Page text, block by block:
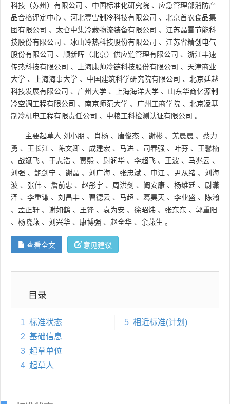
科技（苏州）有限公司 、 中国标准化研究院 、 应急管理部消防产
品合格评定中心 、 河北壹雪制冷科技有限公司 、 北京首农食品集
团有限公司 、 太仓中集冷藏物流装备有限公司 、 江苏晶雪节能科
技股份有限公司 、 冰山冷热科技股份有限公司 、 江苏省精创电气
股份有限公司 、 顺新晖（北京）供应链管理有限公司 、 浙江丰速
传热科技有限公司 、 上海康帅冷链科技股份有限公司 、 天津商业
大学 、 上海海事大学 、 中国建筑科学研究院有限公司 、 北京廷越
科技发展有限公司 、 广州大学 、 上海海洋大学 、 山东华商亿源制
冷空调工程有限公司 、 南京师范大学 、 广州工商学院 、 北京凌基
制冷机电工程有限责任公司 、 中粮工科检测认证有限公司 。
主要起草人 刘小朋 、 肖杨 、 唐俊杰 、 谢彬 、 羌晨晨 、 蔡力
勇 、 王长江 、 陈文卿 、 成建宏 、 马进 、 司春强 、 叶芬 、 王馨楠
、 战斌飞 、 于志浩 、 贾熙 、 尉润华 、 李超飞 、 王波 、 马兆云 、
刘强 、 鲍剑宁 、 谢晶 、 刘广海 、 张忠斌 、 申江 、 尹从绪 、 刘海
波 、 张伟 、 詹前忠 、 赵彤宇 、 周洪剑 、 阚安康 、 杨维廷 、 尉潇
泽 、 李重谦 、 刘昌丰 、 曹德云 、 马超 、 葛昊天 、 李业盛 、
陈瀚
、 孟正轩 、 谢如鹤 、 王锋 、 袁为安 、 徐昭炜 、 张东东 、 郭重阳
、 杨晓燕 、 刘兴华 、 康博强 、 赵全华 、 余燕生 。
查看全文 意见建议
目录
1 标准状态
2 基础信息
3 起草单位
4 起草人
5 相近标准(计划)